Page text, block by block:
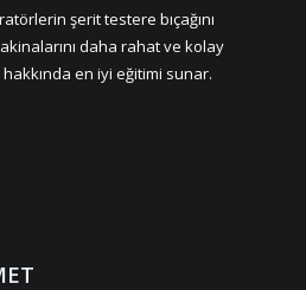
şerit testere bıçağını
daha rahat ve kolay
en iyi eğitimi sunar.